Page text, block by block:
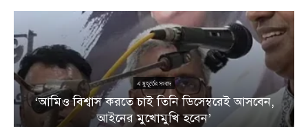
এ মুহূর্তের সংবাদ
‘আমিও বিশ্বাস করতে চাই তিনি ডিসেম্বরেই আসবেন,
আইনের মুখোমুখি হবেন’